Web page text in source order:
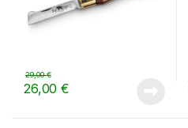
26,00€
29,00€